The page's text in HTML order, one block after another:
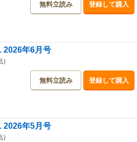
無料立読み 登録して購入
2026年6月号
)
無料立読み 登録して購入
2026年5月号
)